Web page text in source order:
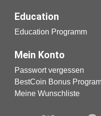
Education
Education Programm
Mein Konto
Passwort vergessen
BestCoin Bonus
Meine Wunschliste